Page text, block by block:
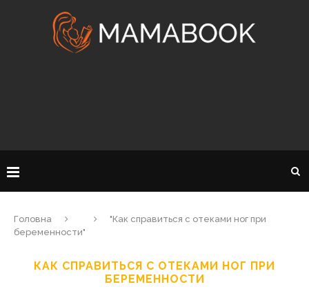
Головна
"Как справиться с отеками ног при
беременности"
КАК СПРАВИТЬСЯ С ОТЕКАМИ НОГ ПРИ
БЕРЕМЕННОСТИ